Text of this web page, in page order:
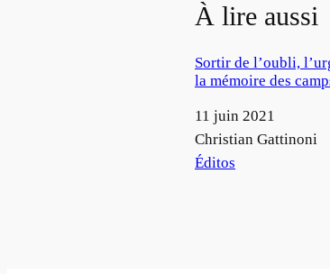
À lire aussi
Sortir de l’oubli,
la mémoire des
Date
11 juin 2021
Auteur
Christian Gattinoni
Par rapport à
Éditos